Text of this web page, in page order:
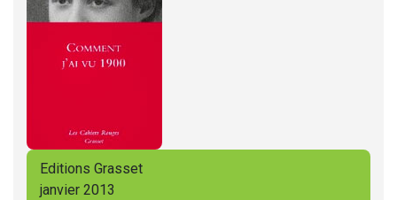
Editions Grasset
janvier 2013